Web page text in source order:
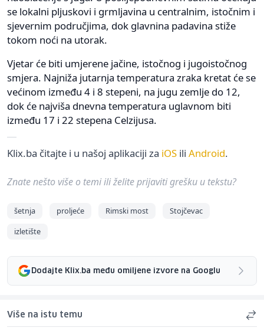
se lokalni pljuskovi i grmljavina u centralnim, istočnim i
sjevernim područjima, dok glavnina padavina stiže
tokom noći na utorak.
Vjetar će biti umjerene jačine, istočnog i jugoistočnog
smjera. Najniža jutarnja temperatura zraka kretat će se
većinom između 4 i 8 stepeni, na jugu zemlje do 12,
dok će najviša dnevna temperatura uglavnom biti
između 17 i 22 stepena Celzijusa.
Klix.ba čitajte i u našoj aplikaciji za iOS ili Android.
Znate nešto više o temi ili želite prijaviti grešku u tekstu?
šetnja proljeće Rimski most
Stojčevac
izletište
Dodajte Klix.ba među omiljene izvore na Googlu
Više na istu temu